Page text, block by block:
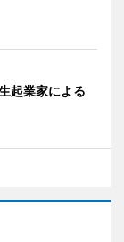
起業家による